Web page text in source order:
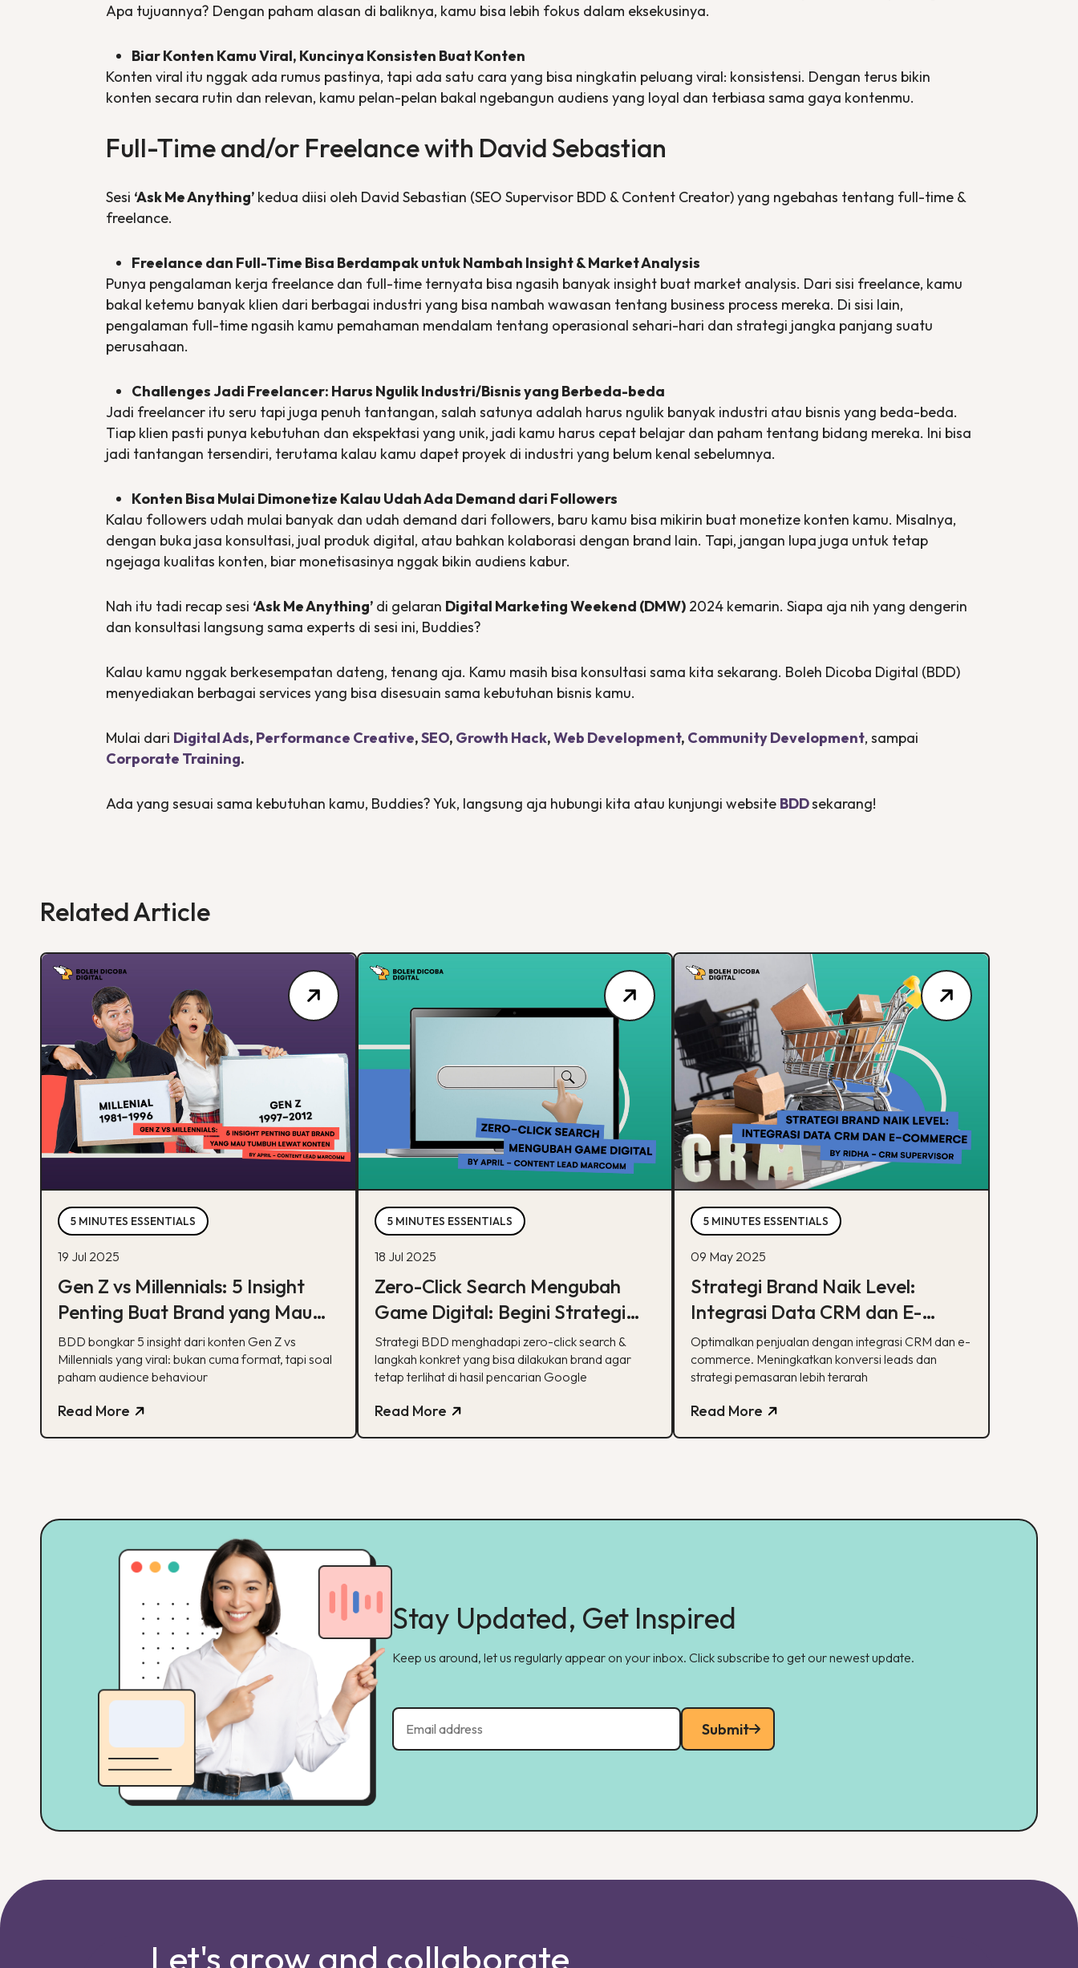
Apa tujuannya? Dengan paham alasan di baliknya, kamu bisa lebih fokus dalam eksekusinya.
Biar Konten Kamu Viral, Kuncinya Konsisten Buat Konten
Konten viral itu nggak ada rumus pastinya, tapi ada satu cara yang bisa ningkatin peluang viral: konsistensi. Dengan terus bikin
konten secara rutin dan relevan, kamu pelan-pelan bakal ngebangun audiens yang loyal dan terbiasa sama gaya kontenmu.
Full-Time and/or Freelance with David Sebastian
Sesi ‘Ask Me Anything’ kedua diisi oleh David Sebastian (SEO Supervisor BDD & Content Creator) yang ngebahas tentang full-time &
freelance.
Freelance dan Full-Time Bisa Berdampak untuk Nambah Insight&Market Analysis
Punya pengalaman kerja freelance dan full-time ternyata bisa ngasih banyak insight buat market analysis. Dari sisi freelance, kamu
bakal ketemu banyak klien dari berbagai industri yang bisa nambah wawasan tentang business process mereka. Di sisi lain,
pengalaman full-time ngasih kamu pemahaman mendalam tentang operasional sehari-hari dan strategi jangka panjang suatu
perusahaan.
ChallengesJadi Freelancer: Harus Ngulik Industri/Bisnis yang Berbeda-beda
Jadi freelancer itu seru tapi juga penuh tantangan, salah satunya adalah harus ngulik banyak industri atau bisnis yang beda-beda.
Tiap klien pasti punya kebutuhan dan ekspektasi yang unik, jadi kamu harus cepat belajar dan paham tentang bidang mereka. Ini bisa
jadi tantangan tersendiri, terutama kalau kamu dapet proyek di industri yang belum kenal sebelumnya.
Konten Bisa Mulai Dimonetize Kalau Udah Ada Demand dari Followers
Kalau followers udah mulai banyak dan udah demand dari followers, baru kamu bisa mikirin buat monetize konten kamu. Misalnya,
dengan buka jasa konsultasi, jual produk digital, atau bahkan kolaborasi dengan brand lain. Tapi, jangan lupa juga untuk tetap
ngejaga kualitas konten, biar monetisasinya nggak bikin audiens kabur.
Nah itu tadi recap sesi ‘Ask Me Anything’ di gelaran Digital Marketing Weekend (DMW) 2024 kemarin. Siapa aja nih yang dengerin
dan konsultasi langsung sama experts di sesi ini, Buddies?
Kalau kamu nggak berkesempatan dateng, tenang aja. Kamu masih bisa konsultasi sama kita sekarang. Boleh Dicoba Digital (BDD)
menyediakan berbagai services yang bisa disesuain sama kebutuhan bisnis kamu.
Mulai dari Digital Ads, Performance Creative,SEO, Growth Hack,Web Development, Community Development, sampai
Corporate Training.
Ada yang sesuai sama kebutuhan kamu, Buddies? Yuk, langsung aja hubungi kita atau kunjungi website BDDsekarang!
Related Article
5 MINUTES ESSENTIALS
19 Jul 2025
Gen Z vs Millennials: 5 Insight
Penting Buat Brand yang Mau
Tumbuh Lewat Konten
BDD bongkar 5 insight dari konten Gen Z vs
Millennials yang viral: bukan cuma format, tapi soal
paham audience behaviour
Read More
5 MINUTES ESSENTIALS
18 Jul 2025
Zero-Click Search Mengubah
Game Digital: Begini Strategi
BDD & Apa yang Bisa Dilakukan
Brand
Strategi BDD menghadapi zero-click search &
langkah konkret yang bisa dilakukan brand agar
tetap terlihat di hasil pencarian Google
Read More
5 MINUTES ESSENTIALS
09 May 2025
Strategi Brand Naik Level:
Integrasi Data CRM dan E-
commerce
Optimalkan penjualan dengan integrasi CRM dan e-
commerce. Meningkatkan konversi leads dan
strategi pemasaran lebih terarah
Read More
Stay Updated, Get Inspired
Keep us around, let us regularly appear on your inbox. Click subscribe to get our newest update.
Submit
Let's grow and collaborate